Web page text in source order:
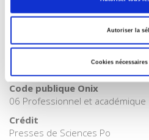
Autoriser la
Cookies
BISAC Subject Heading
Code publique Onix
06 Professionnel et académique
Crédit
Presses de Sciences Po